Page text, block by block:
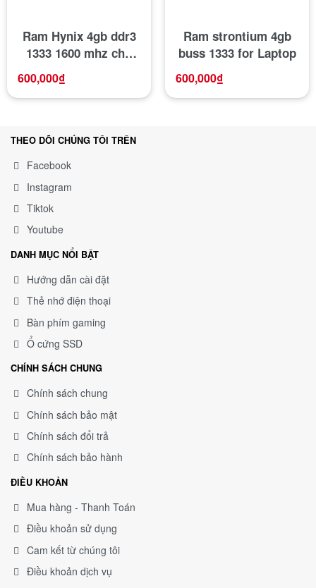
Ram Hynix 4gb ddr3
1333 1600 mhz cho
Laptop
600,000₫
Ram strontium 4gb
buss 1333 for Laptop
600,000₫
THEO DÕI CHÚNG TÔI TRÊN
Facebook
Instagram
Tiktok
Youtube
DANH MỤC NỔI BẬT
Hướng dẫn cài đặt
Thẻ nhớ điện thoại
Bàn phím gaming
Ổ cứng SSD
CHÍNH SÁCH CHUNG
Chính sách chung
Chính sách bảo mật
Chính sách đổi trả
Chính sách bảo hành
ĐIỀU KHOẢN
Mua hàng - Thanh Toán
Điều khoản sử dụng
Cam kết từ chúng tôi
Điều khoản dịch vụ